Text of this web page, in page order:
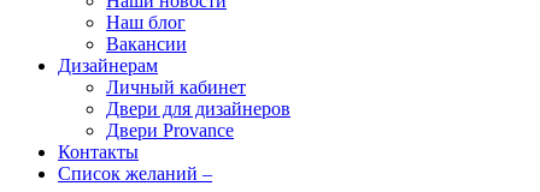
Наш блог
Вакансии
Дизайнерам
Личный кабинет
Двери для дизайнеров
Двери Provance
Контакты
Список желаний –